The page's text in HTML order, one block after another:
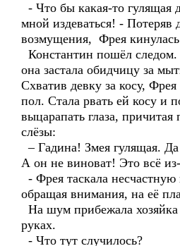
- Что бы какая-то гулящая
мной издеваться! - Потеряв
возмущения, Фрея
Константин пошёл
она застала обидчицу за
Схватив девку за косу,
пол. Стала рвать ей косу и
выцарапать глаза, причитая
слёзы:
– Гадина! Змея гулящая.
А он не виноват! Это всё из-
- Фрея таскала
обращая внимания, на её
На шум прибежала
руках.
- Что тут случилось?